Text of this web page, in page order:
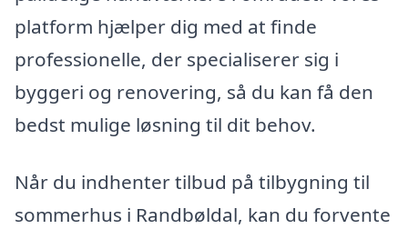
platform hjælper dig med at finde
professionelle, der specialiserer sig i
byggeri og renovering, så du kan få den
bedst mulige løsning til dit behov.
Når du indhenter tilbud på tilbygning til
sommerhus i Randbøldal, kan du forvente